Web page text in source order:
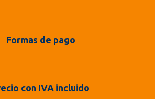
Formas de pago
con IVA incluido